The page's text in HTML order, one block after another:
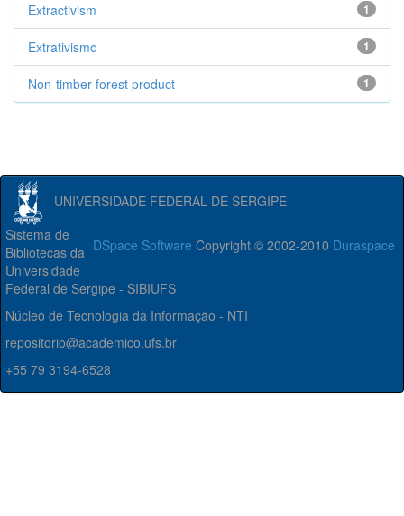
1
Extractivism
1
Extrativismo
1
Non-timber forest product
UNIVERSIDADE FEDERAL DE SERGIPE
DSpace Software Copyright © 2002-2010 Duraspace
Sistema de
Bibliotecas da
Universidade
Federal de Sergipe - SIBIUFS
Núcleo de Tecnologia da Informação - NTI
repositorio@academico.ufs.br
+55 79 3194-6528